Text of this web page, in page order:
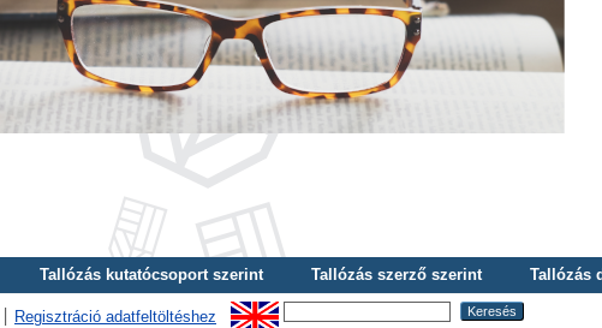
Tallózás kutatócsoport szerint Tallózás szerző szerint Tallózás
Regisztráció adatfeltöltéshez